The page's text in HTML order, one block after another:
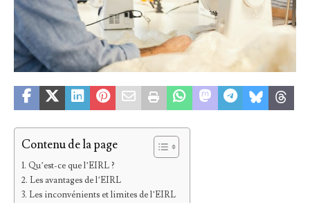
Contenu de la page
Qu’est-ce que l’EIRL ?
Les avantages de l’EIRL
Les inconvénients et limites de l’EIRL